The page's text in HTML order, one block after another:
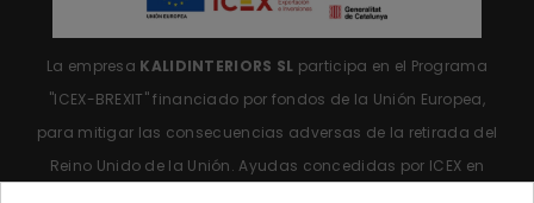
La empresa KALIDINTERIORS SL participa en el Programa
"ICEX-BREXIT"financiado por fondos de la Unión Europea,
para mitigar las consecuencias adversas de la retirada del
Reino Unido de la Unión.Ayudas concedidas por ICEX en